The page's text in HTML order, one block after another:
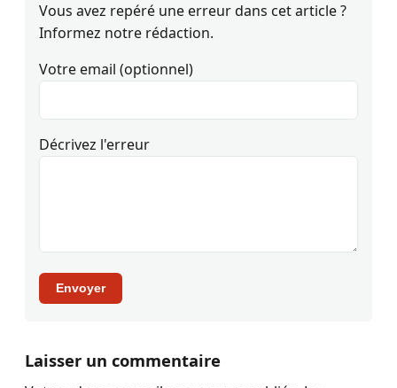
Vous avez repéré une erreur dans cet article ?
Informez notre rédaction.
Votre email (optionnel)
Décrivez l'erreur
Envoyer
Laisser un commentaire